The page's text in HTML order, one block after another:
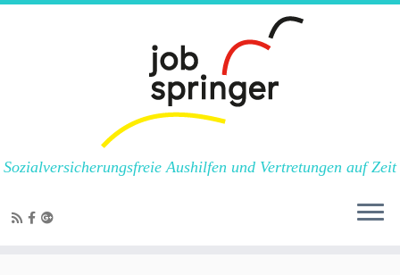
Sozialversicherungsfreie Aushilfen und Vertretungen auf Zeit